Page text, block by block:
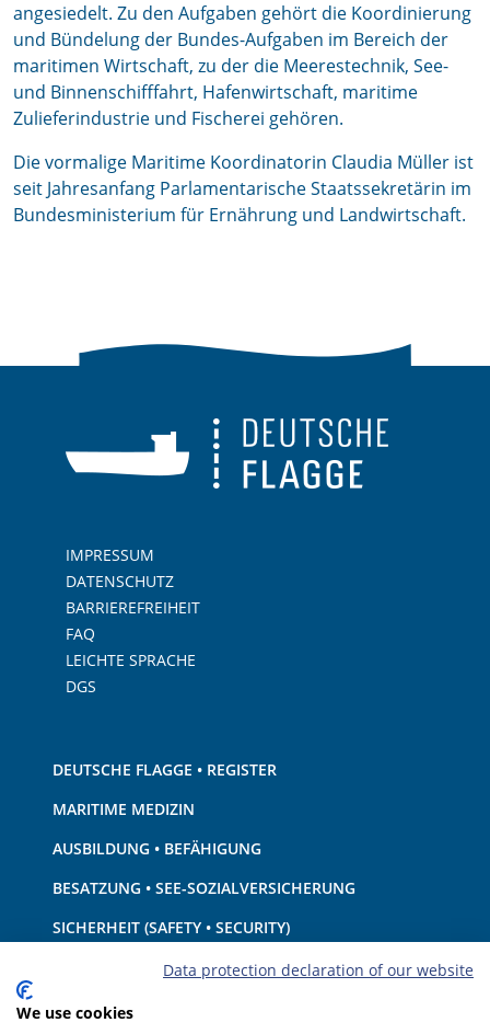
angesiedelt. Zu den Aufgaben gehört die Koordinierung
und Bündelung der Bundes-Aufgaben im Bereich der
maritimen Wirtschaft, zu der die Meerestechnik, See-
und Binnenschifffahrt, Hafenwirtschaft, maritime
Zulieferindustrie und Fischerei gehören.
Die vormalige Maritime Koordinatorin Claudia Müller ist
seit Jahresanfang Parlamentarische Staatssekretärin im
Bundesministerium für Ernährung und Landwirtschaft.
IMPRESSUM
DATENSCHUTZ
BARRIEREFREIHEIT
FAQ
LEICHTE SPRACHE
DGS
DEUTSCHE FLAGGE • REGISTER
MARITIME MEDIZIN
AUSBILDUNG • BEFÄHIGUNG
BESATZUNG • SEE-SOZIALVERSICHERUNG
SICHERHEIT (SAFETY • SECURITY)
SCHIFF • AUSRÜSTUNG
UMWELTSCHUTZ • KLIMA
Data protection declaration of our website
We use cookies